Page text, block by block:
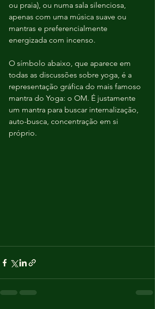
ou praia), ou numa sala silenciosa,
apenas com uma música suave ou
mantras e preferencialmente
energizada com incenso.
O símbolo abaixo, que aparece em
todas as discussões sobre yoga, é a
representação gráfica do mais famoso
mantra do Yoga: o OM. É justamente
um mantra para buscar internalização,
auto-busca, concentração em si
próprio.